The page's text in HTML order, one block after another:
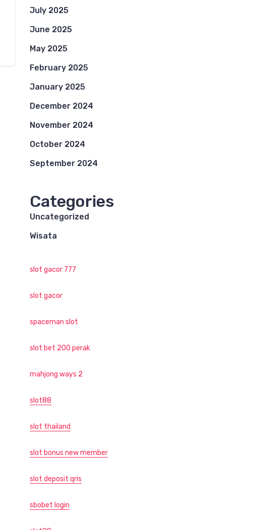
July 2025
June 2025
May 2025
February 2025
January 2025
December 2024
November 2024
October 2024
September 2024
Categories
Uncategorized
Wisata
slot gacor 777
slot gacor
spaceman slot
slot bet 200 perak
mahjong ways 2
slot88
slot thailand
slot bonus new member
slot deposit qris
sbobet login